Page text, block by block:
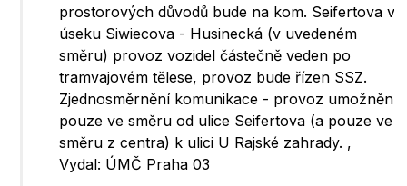
prostorových důvodů bude na kom. Seifertova v
úseku Siwiecova - Husinecká (v uvedeném
směru) provoz vozidel částečně veden po
tramvajovém tělese, provoz bude řízen SSZ.
Zjednosměrnění komunikace - provoz umožněn
pouze ve směru od ulice Seifertova (a pouze ve
směru z centra) k ulici U Rajské zahrady. ,
Vydal: ÚMČ Praha 03